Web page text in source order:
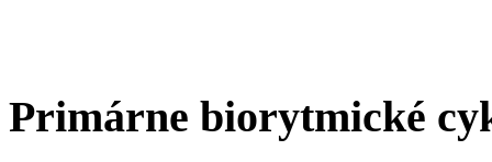
Primárne biorytmické